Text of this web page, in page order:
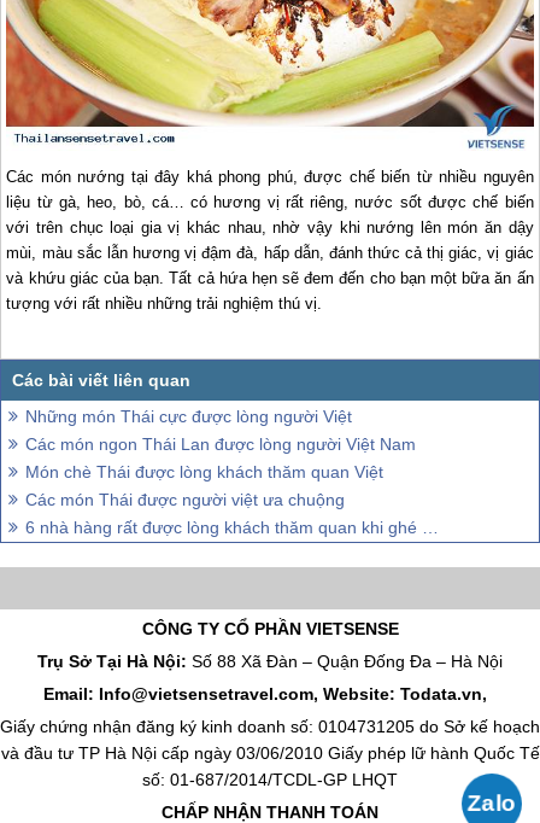
Các món nướng tại đây khá phong phú, được chế biến từ nhiều nguyên
liệu từ gà, heo, bò, cá… có hương vị rất riêng, nước sốt được chế biến
với trên chục loại gia vị khác nhau, nhờ vậy khi nướng lên món ăn dậy
mùi, màu sắc lẫn hương vị đậm đà, hấp dẫn, đánh thức cả thị giác, vị giác
và khứu giác của bạn. Tất cả hứa hẹn sẽ đem đến cho bạn một bữa ăn ấn
tượng với rất nhiều những trải nghiệm thú vị.
Những món Thái cực được lòng người Việt
Các món ngon Thái Lan được lòng người Việt Nam
Món chè Thái được lòng khách thăm quan Việt
Các món Thái được người việt ưa chuộng
6 nhà hàng rất được lòng khách thăm quan khi ghé thăm Bangkok
CÔNG TY CỔ PHẦN VIETSENSE
Trụ Sở Tại Hà Nội: Số 88 Xã Đàn – Quận Đống Đa – Hà Nội
Email: Info@vietsensetravel.com, Website: Todata.vn,
Giấy chứng nhận đăng ký kinh doanh số: 0104731205 do Sở kế hoạch
và đầu tư TP Hà Nội cấp ngày 03/06/2010 Giấy phép lữ hành Quốc Tế
số: 01-687/2014/TCDL-GP LHQT
CHẤP NHẬN THANH TOÁN